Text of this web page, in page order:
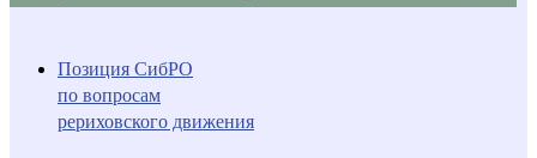
Позиция СибРО
по вопросам
рериховского движения